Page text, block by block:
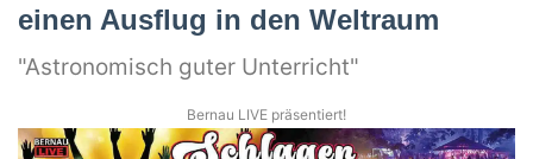
einen Ausflug in den Weltraum
"Astronomisch guter Unterricht"
Bernau LIVE präsentiert!